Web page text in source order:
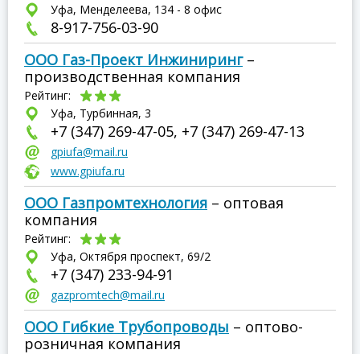
Уфа, Менделеева, 134 - 8 офис
8-917-756-03-90
ООО Газ-Проект Инжиниринг–
производственная компания
Рейтинг:
Уфа, Турбинная, 3
+7 (347) 269-47-05, +7 (347) 269-47-13
gpiufa@mail.ru
www.gpiufa.ru
ООО Газпромтехнология – оптовая
компания
Рейтинг:
Уфа, Октября проспект, 69/2
+7 (347) 233-94-91
gazpromtech@mail.ru
ООО Гибкие Трубопроводы – оптово-
розничная компания